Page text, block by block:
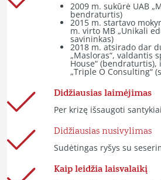
2009 m. sukūrė UAB
bendraturtis)
2015 m. startavo
m. virto MB „Unikali
savininkas)
2018 m. atsirado dar
„Masloras“, valdantis
House“
„Triple O Consulting“
Didžiausias laimėjimas
Per krizę išsaugoti
Didžiausias nusivylimas
Sudėtingas ryšys su
Kaip leidžia laisvalaikį